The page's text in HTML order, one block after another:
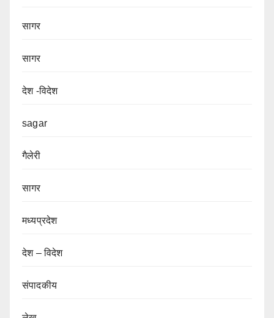
सागर
सागर
देश -विदेश
sagar
गैलेरी
सागर
मध्यप्रदेश
देश – विदेश
संपादकीय